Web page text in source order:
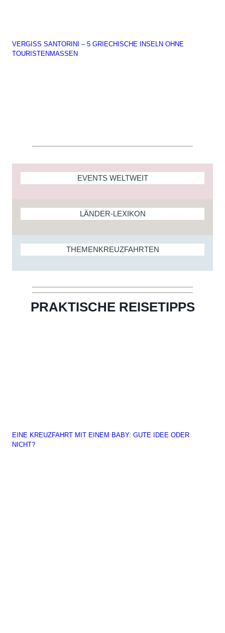
VERGISS SANTORINI – 5 GRIECHISCHE INSELN OHNE
TOURISTENMASSEN
EVENTS WELTWEIT
LÄNDER-LEXIKON
THEMENKREUZFAHRTEN
PRAKTISCHE REISETIPPS
EINE KREUZFAHRT MIT EINEM BABY: GUTE IDEE ODER
NICHT?